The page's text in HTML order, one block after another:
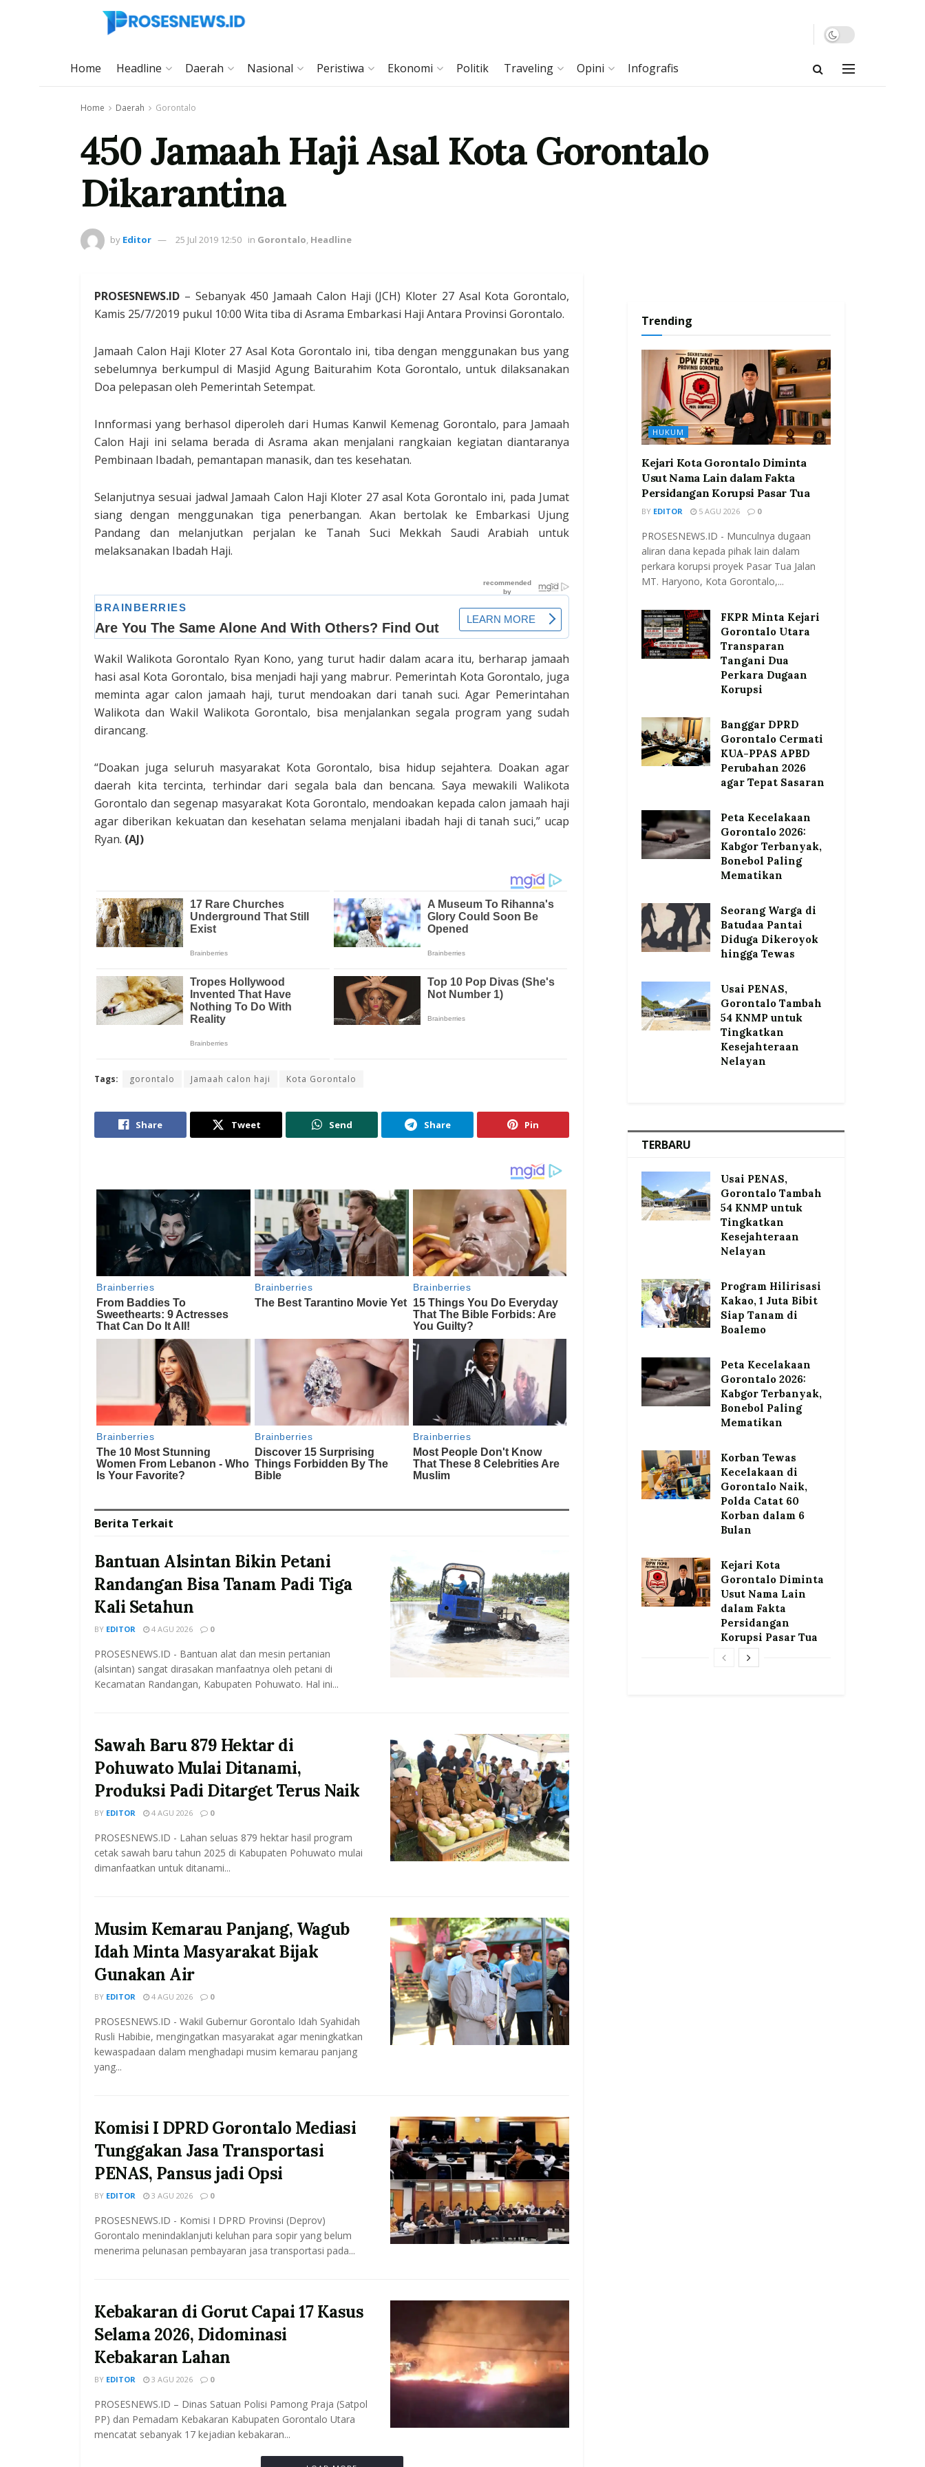
Home Headline Daerah Nasional Peristiwa Ekonomi Politik Traveling Opini Infografis
Home Daerah Gorontalo
450 Jamaah Haji Asal Kota Gorontalo
Dikarantina
by Editor 25 Jul 2019 12:50 in Gorontalo, Headline
PROSESNEWS.ID – Sebanyak 450 Jamaah Calon Haji (JCH) Kloter 27 Asal Kota Gorontalo,
Kamis 25/7/2019 pukul 10:00 Wita tiba di Asrama Embarkasi Haji Antara Provinsi Gorontalo.
Jamaah Calon Haji Kloter 27 Asal Kota Gorontalo ini, tiba dengan menggunakan bus yang
sebelumnya berkumpul di Masjid Agung Baiturahim Kota Gorontalo, untuk dilaksanakan
Doa pelepasan oleh Pemerintah Setempat.
Innformasi yang berhasol diperoleh dari Humas Kanwil Kemenag Gorontalo, para Jamaah
Calon Haji ini selama berada di Asrama akan menjalani rangkaian kegiatan diantaranya
Pembinaan Ibadah, pemantapan manasik, dan tes kesehatan.
Selanjutnya sesuai jadwal Jamaah Calon Haji Kloter 27 asal Kota Gorontalo ini, pada Jumat
siang dengan menggunakan tiga penerbangan. Akan bertolak ke Embarkasi Ujung
Pandang dan melanjutkan perjalan ke Tanah Suci Mekkah Saudi Arabiah untuk
melaksanakan Ibadah Haji.
Wakil Walikota Gorontalo Ryan Kono, yang turut hadir dalam acara itu, berharap jamaah
hasi asal Kota Gorontalo, bisa menjadi haji yang mabrur. Pemerintah Kota Gorontalo, juga
meminta agar calon jamaah haji, turut mendoakan dari tanah suci. Agar Pemerintahan
Walikota dan Wakil Walikota Gorontalo, bisa menjalankan segala program yang sudah
dirancang.
“Doakan juga seluruh masyarakat Kota Gorontalo, bisa hidup sejahtera. Doakan agar
daerah kita tercinta, terhindar dari segala bala dan bencana. Saya mewakili Walikota
Gorontalo dan segenap masyarakat Kota Gorontalo, mendoakan kepada calon jamaah haji
agar diberikan kekuatan dan kesehatan selama menjalani ibadah haji di tanah suci,” ucap
Ryan. (AJ)
Tags: gorontalo Jamaah calon haji Kota Gorontalo
Share Tweet Send Share Pin
Berita Terkait
Bantuan Alsintan Bikin Petani
Randangan Bisa Tanam Padi Tiga
Kali Setahun
BY EDITOR 4 AGU 2026 0
PROSESNEWS.ID - Bantuan alat dan mesin pertanian
(alsintan) sangat dirasakan manfaatnya oleh petani di
Kecamatan Randangan, Kabupaten Pohuwato. Hal ini...
Sawah Baru 879 Hektar di
Pohuwato Mulai Ditanami,
Produksi Padi Ditarget Terus Naik
BY EDITOR 4 AGU 2026 0
PROSESNEWS.ID - Lahan seluas 879 hektar hasil program
cetak sawah baru tahun 2025 di Kabupaten Pohuwato mulai
dimanfaatkan untuk ditanami...
Musim Kemarau Panjang, Wagub
Idah Minta Masyarakat Bijak
Gunakan Air
BY EDITOR 4 AGU 2026 0
PROSESNEWS.ID - Wakil Gubernur Gorontalo Idah Syahidah
Rusli Habibie, mengingatkan masyarakat agar meningkatkan
kewaspadaan dalam menghadapi musim kemarau panjang
yang...
Komisi I DPRD Gorontalo Mediasi
Tunggakan Jasa Transportasi
PENAS, Pansus jadi Opsi
BY EDITOR 3 AGU 2026 0
PROSESNEWS.ID - Komisi I DPRD Provinsi (Deprov)
Gorontalo menindaklanjuti keluhan para sopir yang belum
menerima pelunasan pembayaran jasa transportasi pada...
Kebakaran di Gorut Capai 17 Kasus
Selama 2026, Didominasi
Kebakaran Lahan
BY EDITOR 3 AGU 2026 0
PROSESNEWS.ID – Dinas Satuan Polisi Pamong Praja (Satpol
PP) dan Pemadam Kebakaran Kabupaten Gorontalo Utara
mencatat sebanyak 17 kejadian kebakaran...
Trending
HUKUM
Kejari Kota Gorontalo Diminta
Usut Nama Lain dalam Fakta
Persidangan Korupsi Pasar Tua
BY EDITOR 5 AGU 2026 0
PROSESNEWS.ID - Munculnya dugaan
aliran dana kepada pihak lain dalam
perkara korupsi proyek Pasar Tua Jalan
MT. Haryono, Kota Gorontalo,...
FKPR Minta Kejari
Gorontalo Utara
Transparan
Tangani Dua
Perkara Dugaan
Korupsi
Banggar DPRD
Gorontalo Cermati
KUA-PPAS APBD
Perubahan 2026
agar Tepat Sasaran
Peta Kecelakaan
Gorontalo 2026:
Kabgor Terbanyak,
Bonebol Paling
Mematikan
Seorang Warga di
Batudaa Pantai
Diduga Dikeroyok
hingga Tewas
Usai PENAS,
Gorontalo Tambah
54 KNMP untuk
Tingkatkan
Kesejahteraan
Nelayan
TERBARU
Usai PENAS,
Gorontalo Tambah
54 KNMP untuk
Tingkatkan
Kesejahteraan
Nelayan
Program Hilirisasi
Kakao, 1 Juta Bibit
Siap Tanam di
Boalemo
Peta Kecelakaan
Gorontalo 2026:
Kabgor Terbanyak,
Bonebol Paling
Mematikan
Korban Tewas
Kecelakaan di
Gorontalo Naik,
Polda Catat 60
Korban dalam 6
Bulan
Kejari Kota
Gorontalo Diminta
Usut Nama Lain
dalam Fakta
Persidangan
Korupsi Pasar Tua